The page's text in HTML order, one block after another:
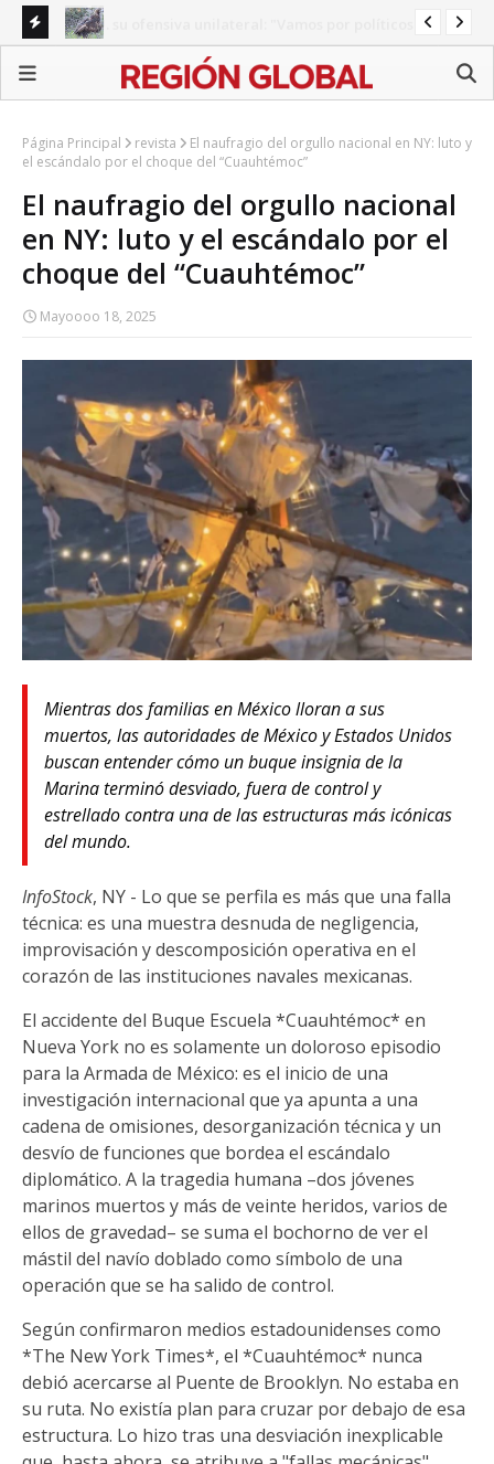
Águila real rehabilitada en Chihuahua vuela hasta
Arizona tras ser liberada
Página Principal revista
El naufragio del orgullo nacional en NY: luto y
el escándalo por el choque del “Cuauhtémoc”
El naufragio del orgullo nacional
en NY: luto y el escándalo por el
choque del “Cuauhtémoc”
Mayoooo 18, 2025
Mientras dos familias en México lloran a sus
muertos, las autoridades de México y Estados Unidos
buscan entender cómo un buque insignia de la
Marina terminó desviado, fuera de control y
estrellado contra una de las estructuras más icónicas
del mundo.
InfoStock, NY - Lo que se perfila es más que una falla
técnica: es una muestra desnuda de negligencia,
improvisación y descomposición operativa en el
corazón de las instituciones navales mexicanas.
El accidente del Buque Escuela *Cuauhtémoc* en
Nueva York no es solamente un doloroso episodio
para la Armada de México: es el inicio de una
investigación internacional que ya apunta a una
cadena de omisiones, desorganización técnica y un
desvío de funciones que bordea el escándalo
diplomático. A la tragedia humana –dos jóvenes
marinos muertos y más de veinte heridos, varios de
ellos de gravedad– se suma el bochorno de ver el
mástil del navío doblado como símbolo de una
operación que se ha salido de control.
Según confirmaron medios estadounidenses como
*The New York Times*, el *Cuauhtémoc* nunca
debió acercarse al Puente de Brooklyn. No estaba en
su ruta. No existía plan para cruzar por debajo de esa
estructura. Lo hizo tras una desviación inexplicable